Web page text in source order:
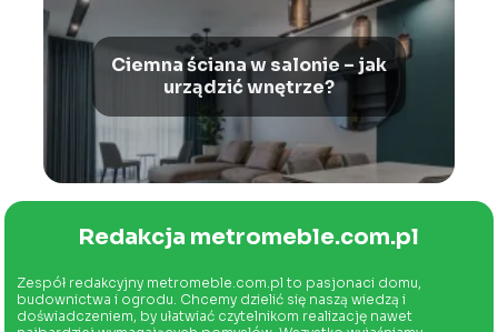
Ciemna ściana w salonie – jak
urządzić wnętrze?
Redakcja metromeble.com.pl
Zespół redakcyjny metromeble.com.pl to pasjonaci domu,
budownictwa i ogrodu. Chcemy dzielić się naszą wiedzą i
doświadczeniem, by ułatwiać czytelnikom realizację nawet